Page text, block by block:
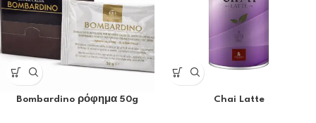
Bombardino ρόφημα 50g Chai Latte